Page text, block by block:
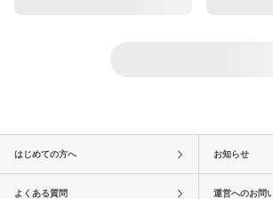
はじめての方へ お知らせ
よくある質問 運営へのお問